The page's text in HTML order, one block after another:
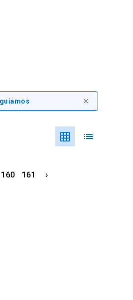
close
grid_on list
160 161 ›